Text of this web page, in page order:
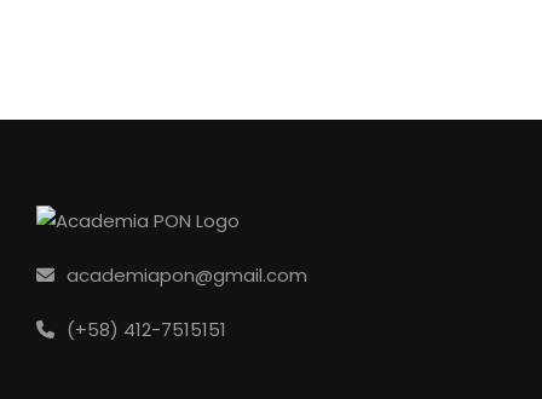
academiapon@gmail.com
(+58) 412-7515151